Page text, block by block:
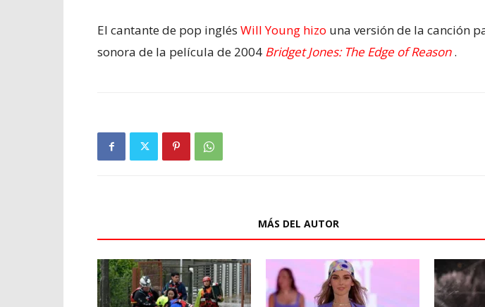
El cantante de pop inglés Will Young hizo una versión de la canción
sonora de la película de 2004 Bridget Jones: The Edge of Reason.
MÁS DEL AUTOR